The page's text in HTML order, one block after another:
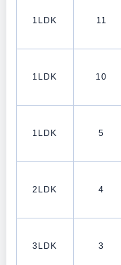
1LDK 11
1LDK 10
1LDK 5
2LDK 4
3LDK 3